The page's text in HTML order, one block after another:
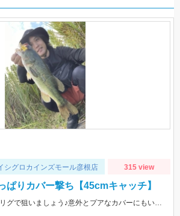
シグロカインズモール彦根店 315 view
ぱりカバー撃ち【45cmキャッチ】
カバー周りの魚をフリーリグで狙いましょう♪意外とプアなカバーにもいますよ♪